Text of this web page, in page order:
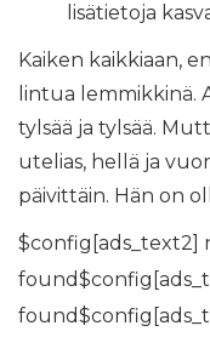
lisätietoja
Kaiken kaikkiaan,
lintua lemmikkinä.
tylsää ja tylsää.
utelias, hellä ja
päivittäin. Hän on
$config[ads_text2]